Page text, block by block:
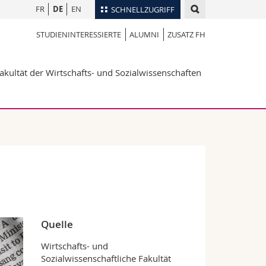
SCHNELLZUGRIFF
Personenverzeichnis
Bibliotheken
Vorlesungsverzeichnis
FR DE EN
STUDIENINTERESSIERTE ALUMNI ZUSATZ FH
der Wirtschafts- und Sozialwissenschaften
Quelle
Wirtschafts- und
Sozialwissenschaftliche Fakultät